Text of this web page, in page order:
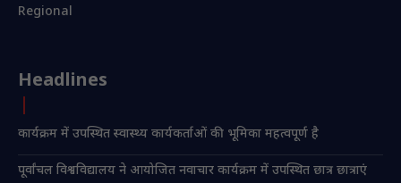
Regional
Headlines
कार्यक्रम में उपस्थित स्वास्थ्य कार्यकर्ताओं की भूमिका महत्वपूर्ण है
पूर्वांचल विश्वविद्यालय ने आयोजित नवाचार कार्यक्रम में उपस्थित छात्र छात्राएं